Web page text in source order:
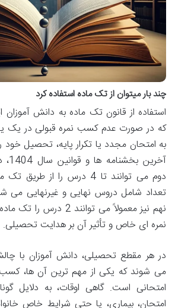
چند بار میتوان از تک ماده استفاده کرد
استفاده از قانون تک ماده به دانش
که در صورت عدم کسب نمره قبولی در یک
به امتحان مجدد یا تکرار پایه، تحصیل خود
دوم می توانند تا 4 درس را
تعداد شامل دروس نهایی و غیرنهایی می
نهم نیز معمولاً می توانند
نمره ای خاص و تأثیر آن بر هدایت تحصیلی.
در هر مقطع تحصیلی، دانش آموزان با
می شوند که یکی از مهم ترین آن ها،
امتحانی است. گاهی اوقات، به دلایل
امتحان، بیماری، یا حتی شرایط خاص